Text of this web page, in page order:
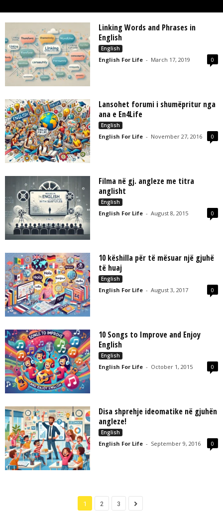
L
Linking Words and Phrases in
English
English
English For Life - March 17, 2019 0
Lansohet forumi i shumëpritur nga
ana e En4Life
English
English For Life - November 27, 2016 0
Filma në gj. angleze me titra
anglisht
English
English For Life - August 8, 2015 0
10 këshilla për të mësuar një gjuhë
të huaj
English
English For Life - August 3, 2017 0
10 Songs to Improve and Enjoy
English
English
English For Life - October 1, 2015 0
Disa shprehje ideomatike në gjuhën
angleze!
English
English For Life - September 9, 2016 0
1 2 3